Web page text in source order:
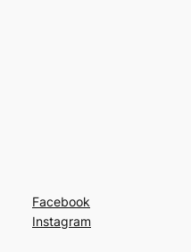
Facebook
Instagram